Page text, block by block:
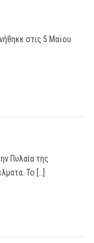
στις 5 Μαϊου
Πυλαία της
Το […]